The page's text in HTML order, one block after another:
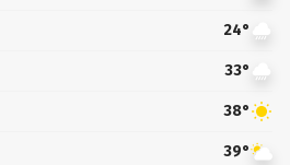
24°
33°
38°
39°